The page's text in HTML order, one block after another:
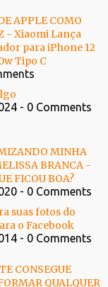
APPLE COMO
- Xiaomi Lança
para iPhone 12
Tipo C
- 0 Comments
MINHA
BRANCA -
FICOU BOA?
- 0 Comments
suas fotos do
o Facebook
- 0 Comments
CONSEGUE
QUALQUER